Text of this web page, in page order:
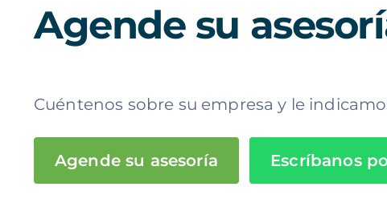
Agende su
Cuéntenos sobre su empresa y le
Agende su asesoría Escríbanos